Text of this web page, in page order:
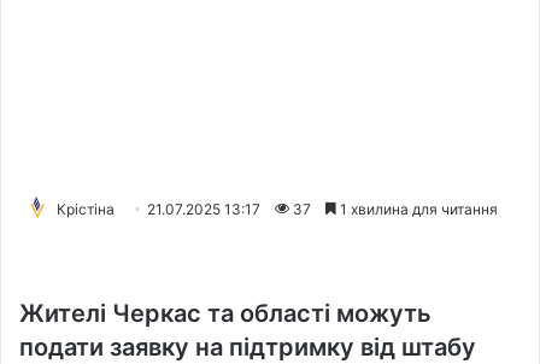
Крістіна 21.07.2025 13:17 37 1 хвилина для читання
Жителі Черкас та області можуть
подати заявку на підтримку від штабу